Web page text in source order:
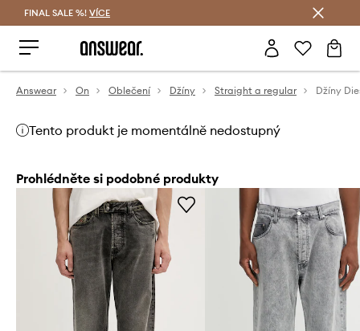
FINAL SALE %! VÍCE
Answear On Oblečení Džíny Straight a regular Džíny
Tento produkt je momentálně nedostupný
Prohlédněte si podobné produkty